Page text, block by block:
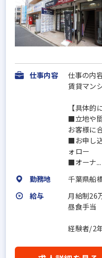
仕事内容
仕事の内
賃貸マン
【具体的
■立地や
お客様に
■お申し
ォロー
■オーナ...
勤務地
千葉県船
給与
月給制26
昼食手当
経験者/2